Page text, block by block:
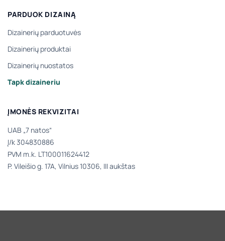
PARDUOK DIZAINĄ
Dizainerių parduotuvės
Dizainerių produktai
Dizainerių nuostatos
Tapk dizaineriu
ĮMONĖS REKVIZITAI
UAB „7 natos“
Į/k 304830886
PVM m.k. LT100011624412
P. Vileišio g. 17A, Vilnius 10306, III aukštas